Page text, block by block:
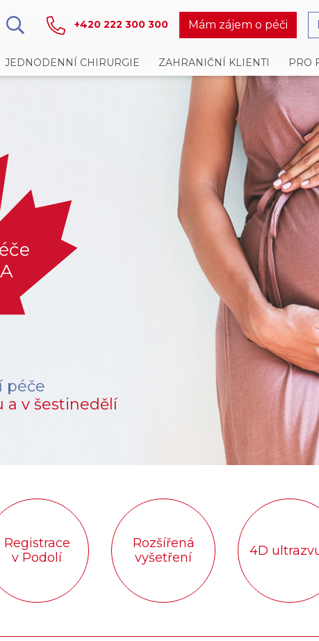
+420 222 300 300 Mám zájem o péči
JEDNODENNÍ CHIRURGIE ZAHRANIČNÍ KLIENTI PRO
péče
a v šestinedělí
Registrace
v Podolí
Rozšířená
vyšetření
4D